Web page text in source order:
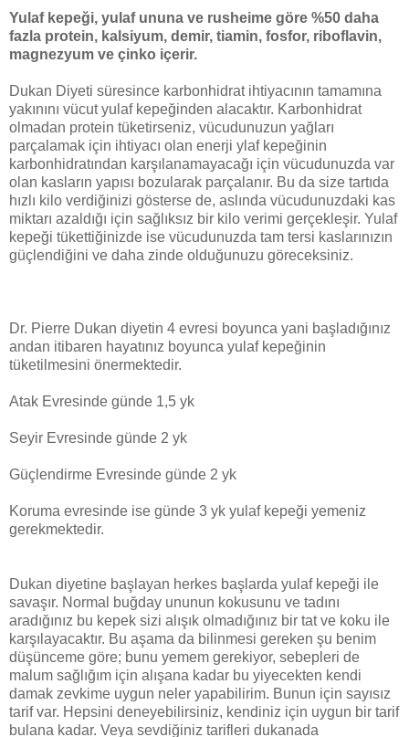
Yulaf kepeği, yulaf ununa ve rusheime göre %50 daha
fazla protein, kalsiyum, demir, tiamin, fosfor, riboflavin,
magnezyum ve çinko içerir.
Dukan Diyeti süresince karbonhidrat ihtiyacının tamamına
yakınını vücut yulaf kepeğinden alacaktır. Karbonhidrat
olmadan protein tüketirseniz, vücudunuzun yağları
parçalamak için ihtiyacı olan enerji ylaf kepeğinin
karbonhidratından karşılanamayacağı için vücudunuzda var
olan kasların yapısı bozularak parçalanır. Bu da size tartıda
hızlı kilo verdiğinizi gösterse de, aslında vücudunuzdaki kas
miktarı azaldığı için sağlıksız bir kilo verimi gerçekleşir. Yulaf
kepeği tükettiğinizde ise vücudunuzda tam tersi kaslarınızın
güçlendiğini ve daha zinde olduğunuzu göreceksiniz.
Dr. Pierre Dukan diyetin 4 evresi boyunca yani başladığınız
andan itibaren hayatınız boyunca yulaf kepeğinin
tüketilmesini önermektedir.
Atak Evresinde günde 1,5 yk
Seyir Evresinde günde 2 yk
Güçlendirme Evresinde günde 2 yk
Koruma evresinde ise günde 3 yk yulaf kepeği yemeniz
gerekmektedir.
Dukan diyetine başlayan herkes başlarda yulaf kepeği ile
savaşır. Normal buğday ununun kokusunu ve tadını
aradığınız bu kepek sizi alışık olmadığınız bir tat ve koku ile
karşılayacaktır. Bu aşama da bilinmesi gereken şu benim
düşünceme göre; bunu yemem gerekiyor, sebepleri de
malum sağlığım için alışana kadar bu yiyecekten kendi
damak zevkime uygun neler yapabilirim. Bunun için sayısız
tarif var. Hepsini deneyebilirsiniz, kendiniz için uygun bir tarif
bulana kadar. Veya sevdiğiniz tarifleri dukanada